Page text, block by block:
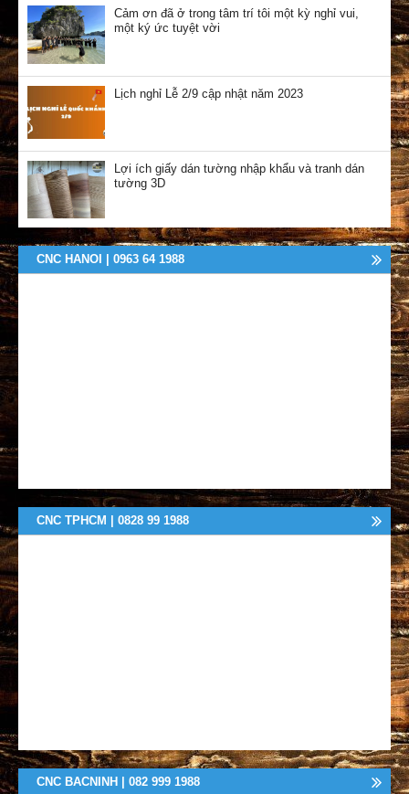
Cảm ơn đã ở trong tâm trí tôi một kỳ nghỉ vui,
một ký ức tuyệt vời
Lịch nghỉ Lễ 2/9 cập nhật năm 2023
Lợi ích giấy dán tường nhập khẩu và tranh dán
tường 3D
CNC HANOI | 0963 64 1988
CNC TPHCM | 0828 99 1988
CNC BACNINH | 082 999 1988